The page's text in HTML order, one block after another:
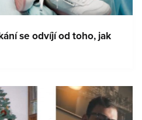
se odvíjí od toho, jak